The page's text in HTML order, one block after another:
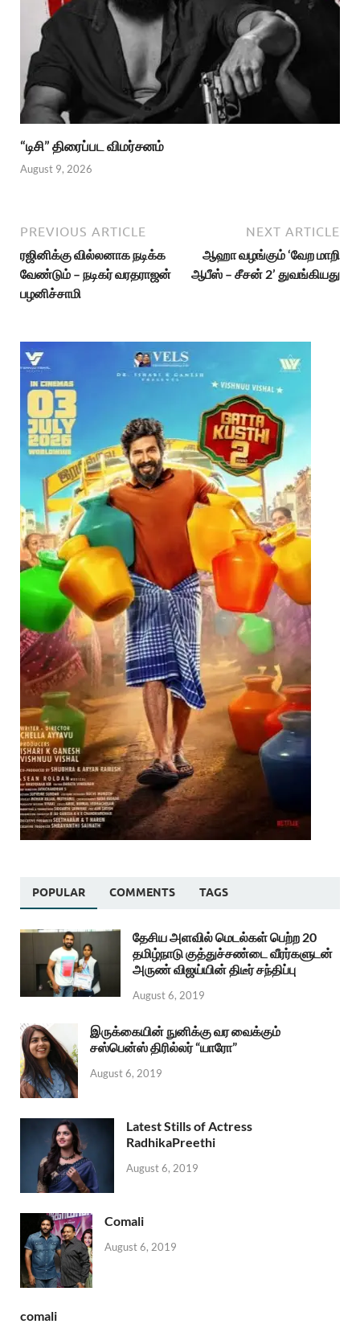
“டிசி” திரைப்பட விமர்சனம்
August 9, 2026
PREVIOUS ARTICLE
ரஜினிக்கு வில்லனாக நடிக்க
வேண்டும் – நடிகர் வரதராஜன்
பழனிச்சாமி
NEXT ARTICLE
ஆஹா வழங்கும் ‘வேற மாறி
ஆபீஸ் – சீசன் 2’ துவங்கியது
POPULAR COMMENTS TAGS
தேசிய அளவில் மெடல்கள் பெற்ற 20
தமிழ்நாடு குத்துச்சண்டை வீரர்களுடன்
அருண் விஜய்யின் திடீர் சந்திப்பு
August 6, 2019
இருக்கையின் நுனிக்கு வர வைக்கும்
சஸ்பென்ஸ் திரில்லர் “யாரோ”
August 6, 2019
Latest Stills of Actress
RadhikaPreethi
August 6, 2019
Comali
August 6, 2019
comali